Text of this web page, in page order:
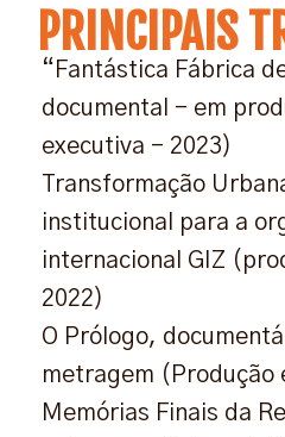
PRINCIPAIS
“Fantástica Fábrica
documental – em
executiva – 2023)
Transformação
institucional para a
internacional GIZ
2022)
O Prólogo,
metragem (Produção
Memórias Finais da